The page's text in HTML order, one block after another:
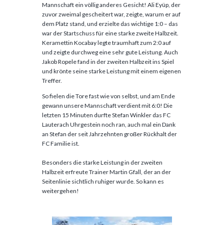
Mannschaft ein völlig anderes Gesicht! Ali Eyüp, der
zuvor zweimal gescheitert war, zeigte, warum er auf
dem Platz stand, und erzielte das wichtige 1:0 – das
war der Startschuss für eine starke zweite Halbzeit.
Keramettin Kocabay legte traumhaft zum 2:0 auf
und zeigte durchweg eine sehr gute Leistung. Auch
Jakob Ropele fand in der zweiten Halbzeit ins Spiel
und krönte seine starke Leistung mit einem eigenen
Treffer.
So fielen die Tore fast wie von selbst, und am Ende
gewann unsere Mannschaft verdient mit 6:0! Die
letzten 15 Minuten durfte Stefan Winkler das FC
Lauterach Uhrgestein noch ran, auch mal ein Dank
an Stefan der seit Jahrzehnten großer Rückhalt der
FC Familie ist.
Besonders die starke Leistung in der zweiten
Halbzeit erfreute Trainer Martin Gfall, der an der
Seitenlinie sichtlich ruhiger wurde. So kann es
weitergehen!